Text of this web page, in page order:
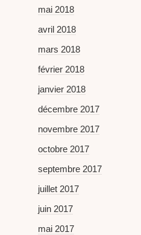
mai 2018
avril 2018
mars 2018
février 2018
janvier 2018
décembre 2017
novembre 2017
octobre 2017
septembre 2017
juillet 2017
juin 2017
mai 2017